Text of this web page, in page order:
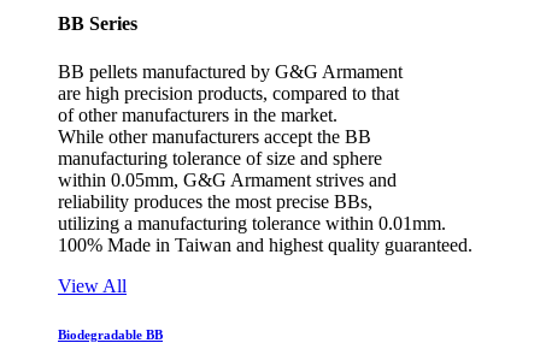
BB Series
BB pellets manufactured by G&G Armament
are high precision products, compared to that
of other manufacturers in the market.
While other manufacturers accept the BB
manufacturing tolerance of size and sphere
within 0.05mm, G&G Armament strives and
reliability produces the most precise BBs,
utilizing a manufacturing tolerance within 0.01mm.
100% Made in Taiwan and highest quality guaranteed.
View All
Biodegradable BB